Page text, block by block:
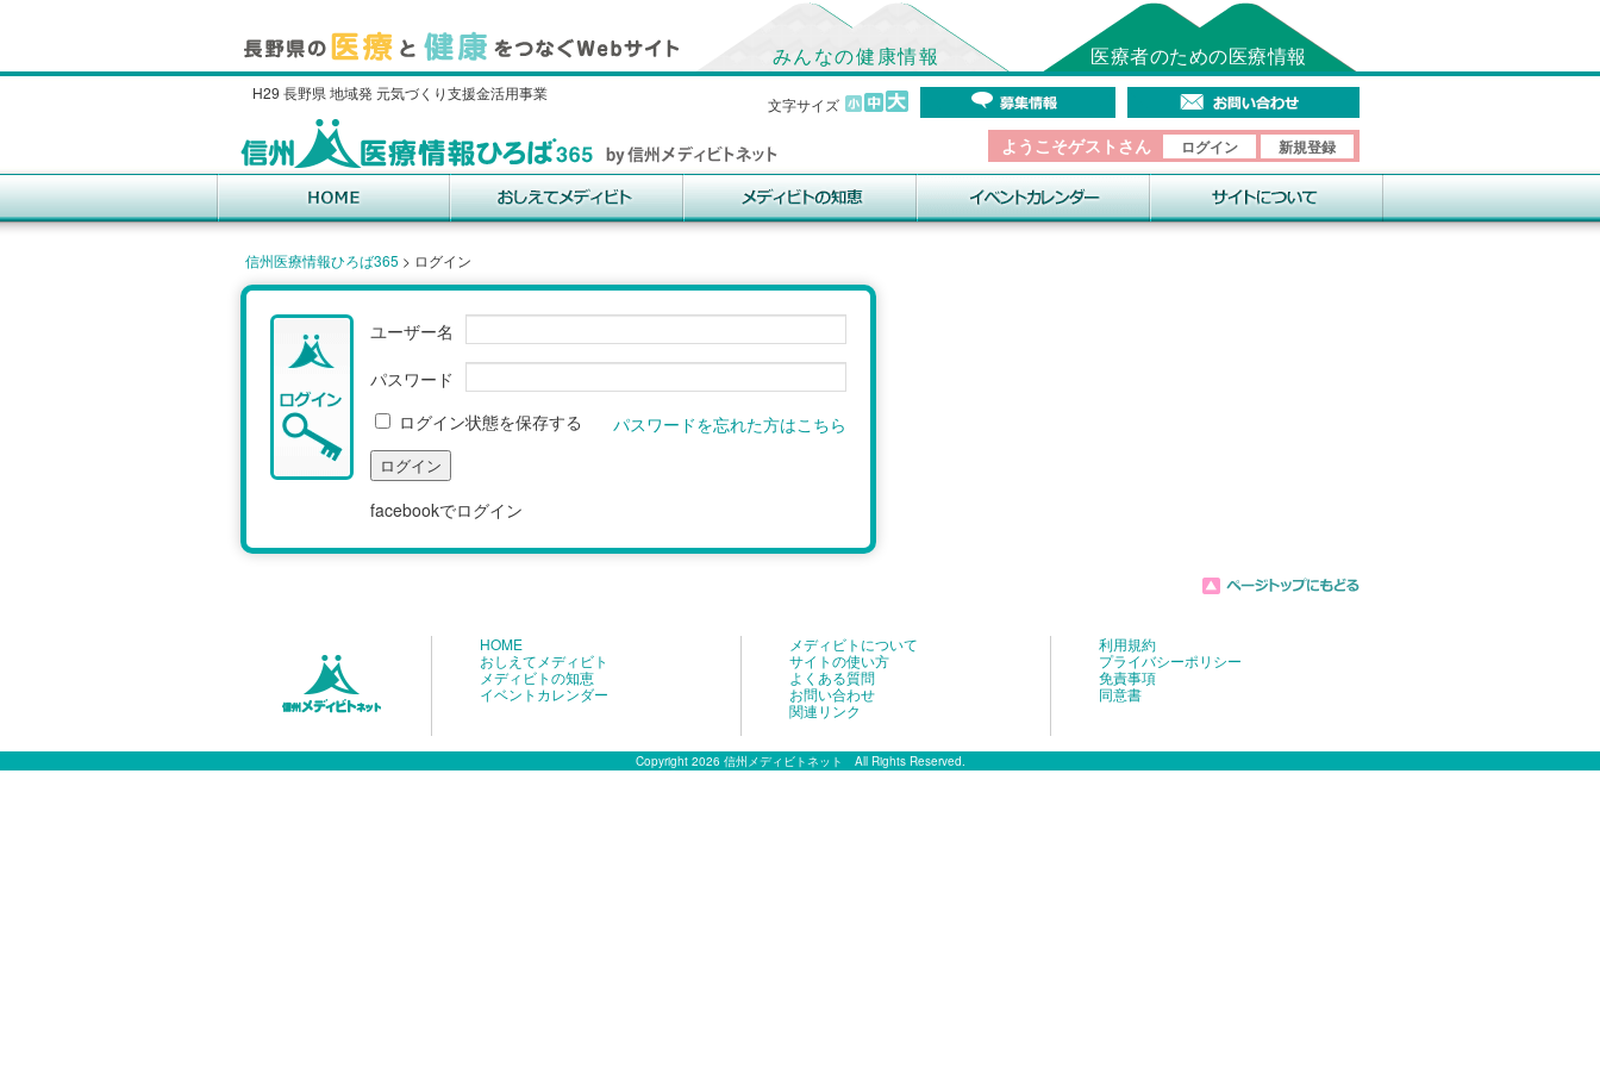
みんなの健康情報 医療者のための医療情報
文字サイズ
H29 長野県 地域発 元気づくり支援金活用事業
ようこそゲストさん ログイン 新規登録
信州医療情報ひろば365 > ログイン
ユーザー名
パスワード
パスワードを忘れた方はこちら
ログイン状態を保存する
facebookでログイン
HOME
おしえてメディビト
メディビトの知恵
イベントカレンダー
メディビトについて
サイトの使い方
よくある質問
お問い合わせ
関連リンク
利用規約
プライバシーポリシー
免責事項
同意書
Copyright 2026 信州メディビトネット All Rights Reserved.